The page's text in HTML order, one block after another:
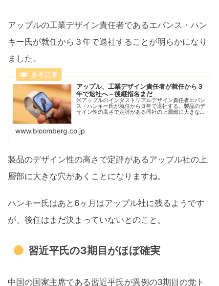
アップルの工業デザイン責任者であるエバンス・ハン
キー氏が就任から３年で退社することが明らかになり
ました。
アップル、工業デザイン責任者が就任から３
年で退社へ－後継指名まだ
米アップルのインダストリアルデザイン責任者エバン
ス・ハンキー氏が就任から３年で退社する。製品のデ
ザイン性の高さで定評がある同社の上層部に大きな穴
www.bloomberg.co.jp
製品のデザイン性の高さで定評があるアップル社の上
層部に大きな穴があくことになりますね。
ハンキー氏はあと6ヶ月はアップル社に残るようです
が、後任はまだ決まっていないとのこと。
習近平氏の3期目がほぼ確実
中国の国家主席である習近平氏が異例の3期目の党ト